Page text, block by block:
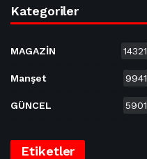
Kategoriler
MAGAZİN 14321
Manşet 9941
GÜNCEL 5901
Etiketler